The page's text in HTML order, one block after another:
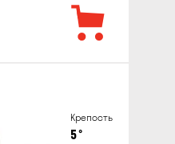
Крепость
5°